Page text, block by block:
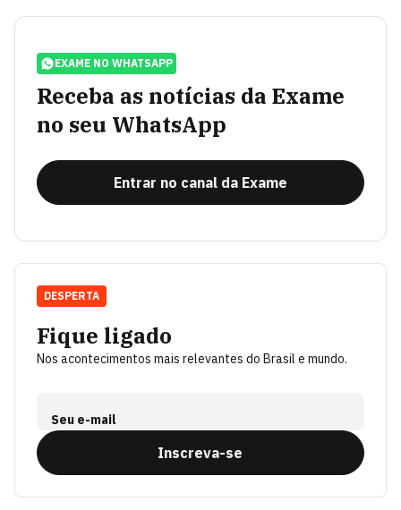
EXAME NO WHATSAPP
Receba as notícias da Exame
no seu WhatsApp
Entrar no canal da Exame
Fique ligado
Nos acontecimentos mais relevantes do Brasil e mundo.
Seu e-mail
Inscreva-se
DESPERTA